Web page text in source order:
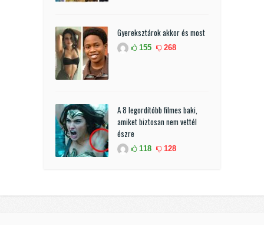
Gyereksztárok akkor és most
155 268
A 8 legordítóbb filmes baki,
amiket biztosan nem vettél
észre
118 128